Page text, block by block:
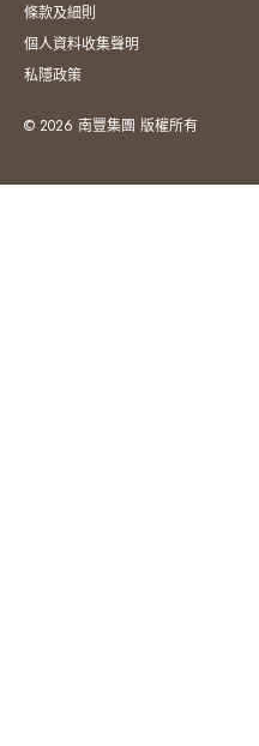
條款及細則
個人資料收集聲明
私隱政策
© 2026 南豐集團 版權所有